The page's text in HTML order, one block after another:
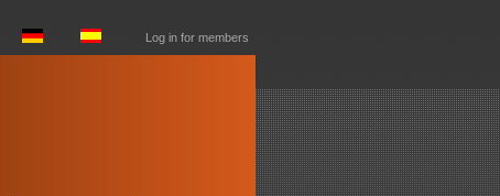
Log in for members